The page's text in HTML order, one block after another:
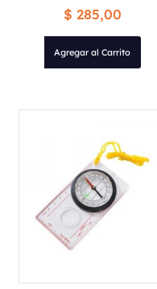
$ 285,00
Agregar al Carrito